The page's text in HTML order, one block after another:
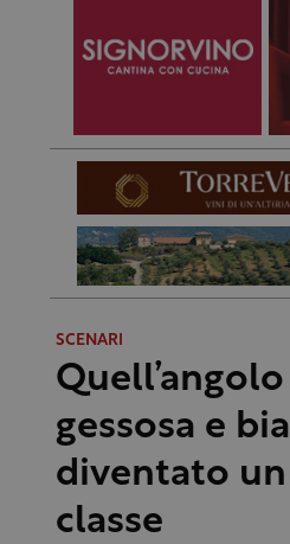
SCENARI
gessosa e
diventato
classe